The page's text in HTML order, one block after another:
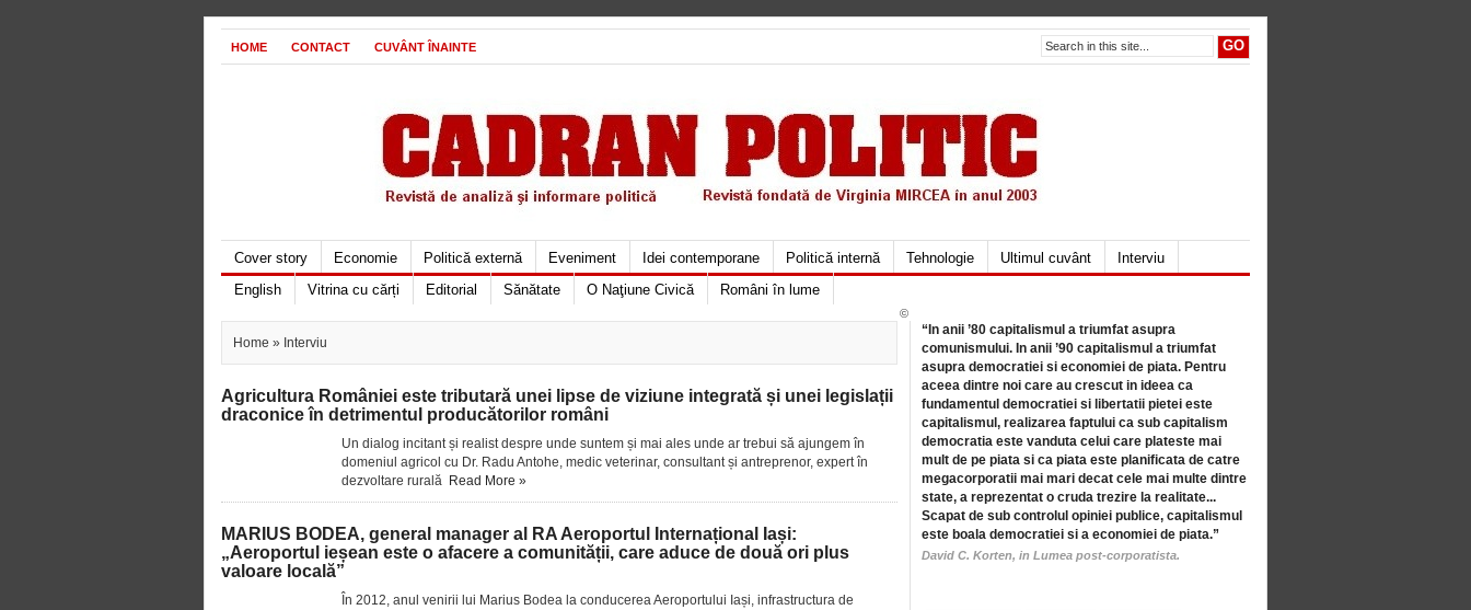
HOME CONTACT CUVÂNT ÎNAINTE
Cover story Economie Politică externă Eveniment Idei contemporane Politică internă Tehnologie Ultimul cuvânt
Interviu
English
Vitrina cu cărți Editorial Sănătate O Naţiune Civică Români în lume
Home » Interviu
Agricultura României este tributară unei lipse de viziune integrată și unei legislații
draconice în detrimentul producătorilor români
Un dialog incitant și realist despre unde suntem și mai ales unde ar trebui să ajungem în
domeniul agricol cu Dr. Radu Antohe, medic veterinar, consultant și antreprenor, expert în
dezvoltare rurală Read More »
MARIUS BODEA, general manager al RA Aeroportul Internațional Iași:
„Aeroportul ieșean este o afacere a comunității, care aduce de două ori plus
valoare locală”
În 2012, anul venirii lui Marius Bodea la conducerea Aeroportului Iași, infrastructura de
“In anii ’80 capitalismul a triumfat asupra
comunismului. In anii ’90 capitalismul a triumfat
asupra democratiei si economiei de piata. Pentru
aceea dintre noi care au crescut in ideea ca
fundamentul democratiei si libertatii pietei este
capitalismul, realizarea faptului ca sub capitalism
democratia este vanduta celui care plateste mai
mult de pe piata si ca piata este planificata de catre
megacorporatii mai mari decat cele mai multe dintre
state, a reprezentat o cruda trezire la realitate...
Scapat de sub controlul opiniei publice, capitalismul
este boala democratiei si a economiei de piata.”
David C. Korten, in Lumea post-corporatista.
©